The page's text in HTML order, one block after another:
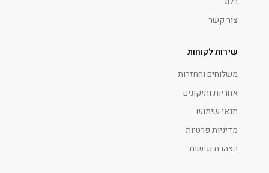
צור קשר
שירות לקוחות
משלוחים והחזרות
אחריות ותיקונים
תנאי שימוש
מדיניות פרטיות
הצהרת נגישות